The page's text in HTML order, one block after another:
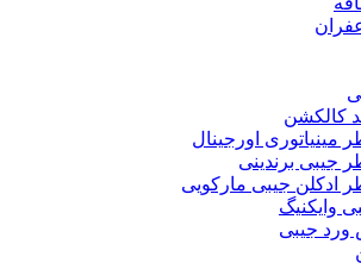
کالکشن
مینیاتوری اورجینال
جیبی برندینی
ادکلن جیبی مارکویی
وایکنیگ
ورد جیبی